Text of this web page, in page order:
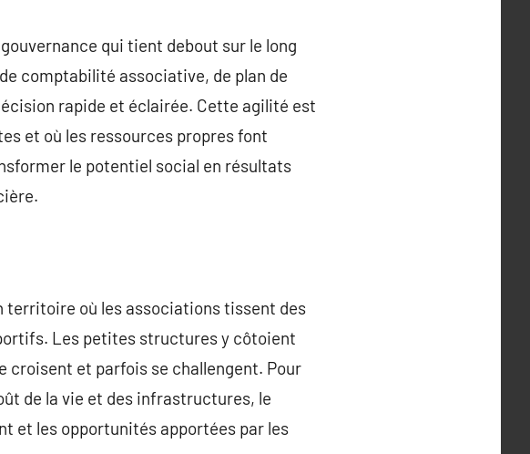
qui tient debout sur le long
comptabilité associative, de plan de
rapide et éclairée. Cette agilité est
et où les ressources propres font
le potentiel social en résultats
territoire où les associations tissent des
Les petites structures y côtoient
croisent et parfois se challengent. Pour
de la vie et des infrastructures, le
et les opportunités apportées par les